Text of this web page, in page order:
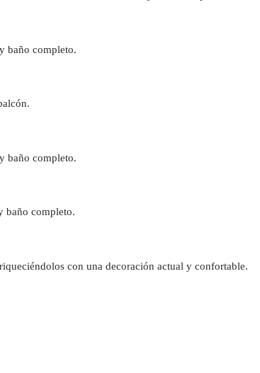
baño completo.
baño completo.
baño completo.
con una decoración actual y confortable.